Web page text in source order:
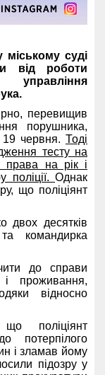
міському суді
від роботи
управління
перевищив
порушника,
червня. Тоді
тесту на
права на рік і
Однак
що поліціянт
двох десятків
та командирка
до справи
проживання,
відносно
поліціянт
потерпілого
і зламав йому
підозру у